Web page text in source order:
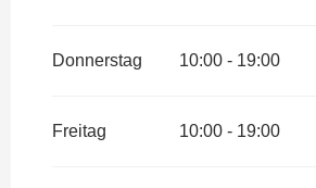
Donnerstag 10:00 - 19:00
Freitag 10:00 - 19:00